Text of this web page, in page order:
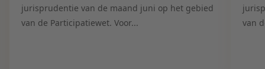
jurisprudentie van de maand juni op het gebied
van de Participatiewet. Voor...
van